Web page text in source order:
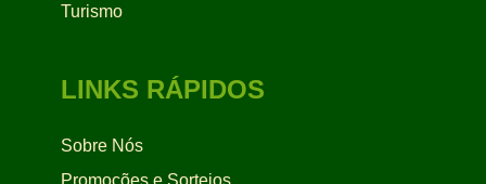
Turismo
LINKS RÁPIDOS
Sobre Nós
Promoções e Sorteios